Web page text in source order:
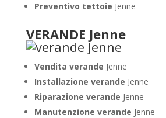
Preventivo tettoie Jenne
VERANDE Jenne
Vendita verande Jenne
Installazione verande Jenne
Riparazione verande Jenne
Manutenzione verande Jenne